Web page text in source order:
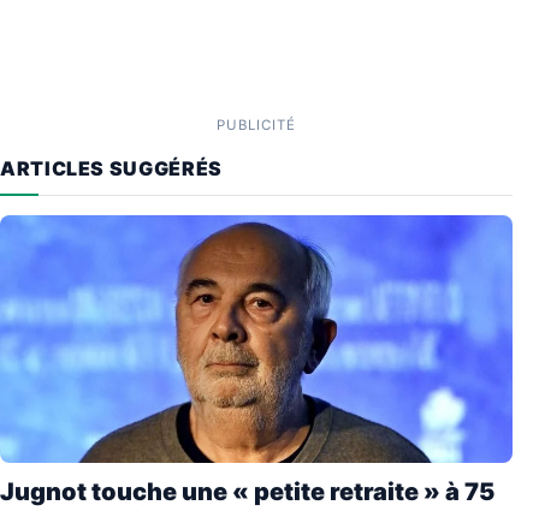
PUBLICITÉ
ARTICLES SUGGÉRÉS
Jugnot touche une « petite retraite » à 75